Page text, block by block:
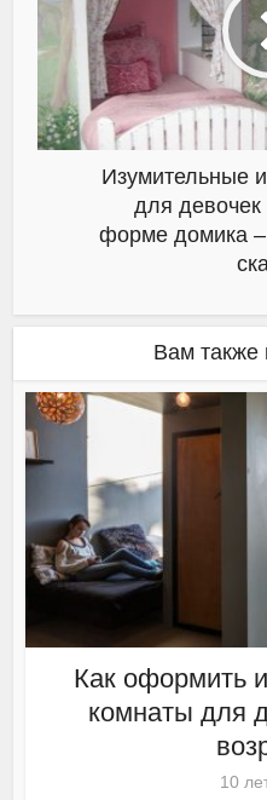
Изумительные
для девочек
форме домика –
Вам также
Как оформить
комнаты для
10